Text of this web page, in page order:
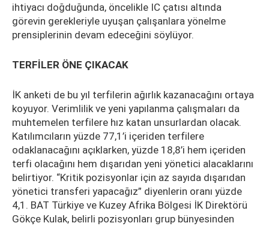
ihtiyacı doğduğunda, öncelikle IC çatısı altında
görevin gerekleriyle uyuşan çalışanlara yönelme
prensiplerinin devam edeceğini söylüyor.
TERFİLER ÖNE ÇIKACAK
İK anketi de bu yıl terfilerin ağırlık kazanacağını ortaya
koyuyor. Verimlilik ve yeni yapılanma çalışmaları da
muhtemelen terfilere hız katan unsurlardan olacak.
Katılımcıların yüzde 77,1’i içeriden terfilere
odaklanacağını açıklarken, yüzde 18,8’i hem içeriden
terfi olacağını hem dışarıdan yeni yönetici alacaklarını
belirtiyor. “Kritik pozisyonlar için az sayıda dışarıdan
yönetici transferi yapacağız” diyenlerin oranı yüzde
4,1. BAT Türkiye ve Kuzey Afrika Bölgesi İK Direktörü
Gökçe Kulak, belirli pozisyonları grup bünyesinden